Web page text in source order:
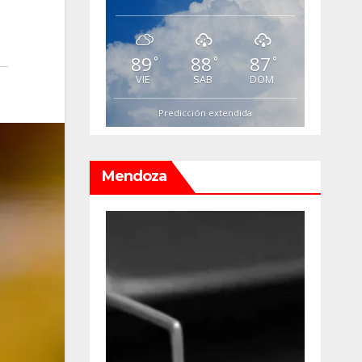
89 °
VIE
88 °
SAB
87 °
DOM
Predicción extendida
Mendoza